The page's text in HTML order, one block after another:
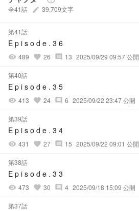
全41話 create 39,709文字
第41話
E p i s o d e . 3 6
visibility 489 favorite 26 comment 13 2025/09/29 09:57 公開
第40話
E p i s o d e . 3 5
visibility 413 favorite 24 comment 6 2025/09/22 23:47 公開
第39話
E p i s o d e . 3 4
visibility 431 favorite 27 comment 15 2025/09/22 09:01 公開
第38話
E p i s o d e . 3 3
visibility 473 favorite 30 comment 4 2025/09/18 15:09 公開
第37話